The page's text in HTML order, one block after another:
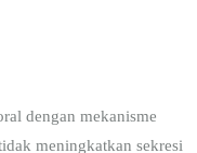
dengan mekanisme
meningkatkan sekresi